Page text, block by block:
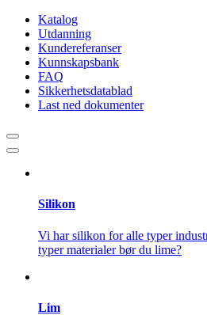
Katalog
Utdanning
Kundereferanser
Kunnskapsbank
FAQ
Sikkerhetsdatablad
Last ned dokumenter
Silikon
Vi har silikon for alle typer
typer materialer bør du lime?
Lim